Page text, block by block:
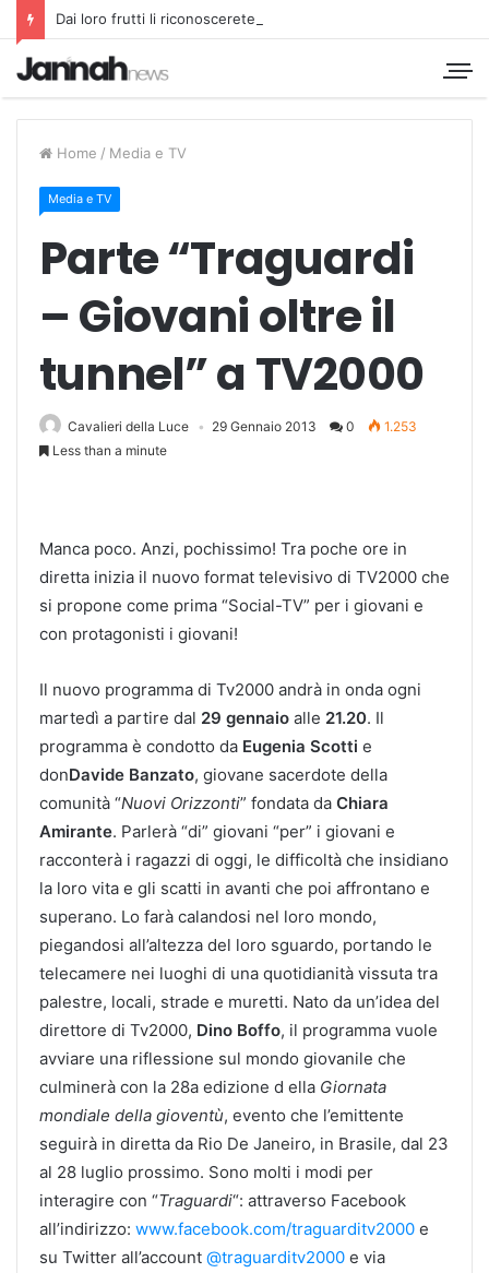
Dai loro frutti li riconoscerete
Home / Media e TV
Media e TV
Parte “Traguardi
– Giovani oltre il
tunnel” a TV2000
Cavalieri della Luce 29 Gennaio 2013 0
1.253
Less than a minute
Manca poco. Anzi, pochissimo! Tra poche ore in
diretta inizia il nuovo format televisivo di TV2000 che
si propone come prima “Social-TV” per i giovani e
con protagonisti i giovani!
Il nuovo programma di Tv2000 andrà in onda ogni
martedì a partire dal 29 gennaio alle 21.20. Il
programma è condotto da Eugenia Scotti e
donDavide Banzato, giovane sacerdote della
comunità “Nuovi Orizzonti” fondata da Chiara
Amirante. Parlerà “di” giovani “per” i giovani e
racconterà i ragazzi di oggi, le difficoltà che insidiano
la loro vita e gli scatti in avanti che poi affrontano e
superano. Lo farà calandosi nel loro mondo,
piegandosi all’altezza del loro sguardo, portando le
telecamere nei luoghi di una quotidianità vissuta tra
palestre, locali, strade e muretti. Nato da un’idea del
direttore di Tv2000, Dino Boffo, il programma vuole
avviare una riflessione sul mondo giovanile che
culminerà con la 28a edizione d ella Giornata
mondiale della gioventù, evento che l’emittente
seguirà in diretta da Rio De Janeiro, in Brasile, dal 23
al 28 luglio prossimo. Sono molti i modi per
interagire con “Traguardi“: attraverso Facebook
all’indirizzo: www.facebook.com/traguarditv2000 e
su Twitter all’account @traguarditv2000 e via